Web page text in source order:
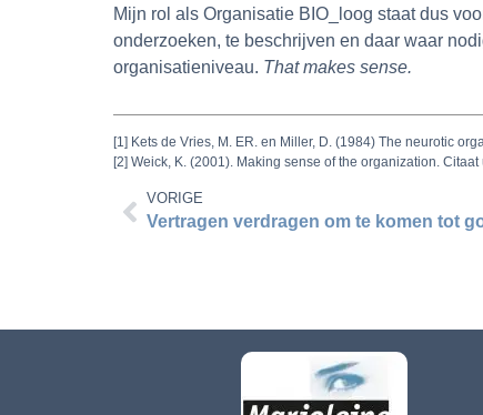
Mijn rol als Organisatie BIO_loog staat dus
onderzoeken, te beschrijven en daar waar
organisatieniveau. That makes sense.
[1] Kets de Vries, M. ER. en Miller, D. (1984) The neurotic
[2] Weick, K. (2001). Making sense of the organization.
VORIGE
Vertragen verdragen om te komen tot